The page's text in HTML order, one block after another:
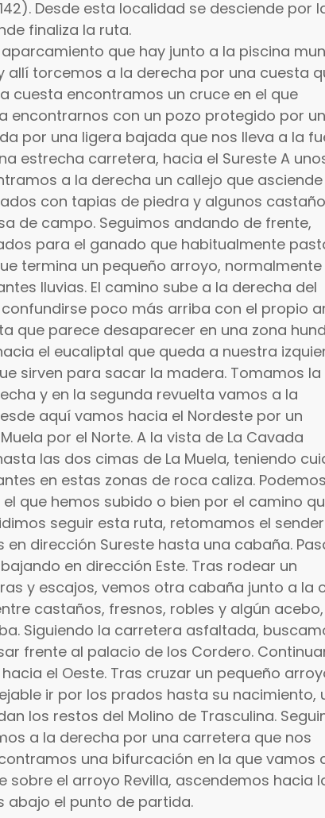
Desde esta localidad se desciende por
finaliza la ruta.
aparcamiento que hay junto a la piscina
allí torcemos a la derecha por una cuesta
cuesta encontramos un cruce en el que
encontrarnos con un pozo protegido por un
por una ligera bajada que nos lleva a la
estrecha carretera, hacia el Sureste A
a la derecha un callejo que asciende
con tapias de piedra y algunos
de campo. Seguimos andando de frente,
para el ganado que habitualmente
termina un pequeño arroyo, normalmente
lluvias. El camino sube a la derecha del
poco más arriba con el propio
que parece desaparecer en una zona
el eucaliptal que queda a nuestra
sirven para sacar la madera. Tomamos la
y en la segunda revuelta vamos a la
aquí vamos hacia el Nordeste por un
por el Norte. A la vista de La Cavada
las dos cimas de La Muela, teniendo
en estas zonas de roca caliza. Podemos
que hemos subido o bien por el camino
seguir esta ruta, retomamos el
dirección Sureste hasta una cabaña.
en dirección Este. Tras rodear un
y escajos, vemos otra cabaña junto a la
castaños, fresnos, robles y algún
Siguiendo la carretera asfaltada,
frente al palacio de los Cordero.
el Oeste. Tras cruzar un pequeño
ir por los prados hasta su nacimiento,
los restos del Molino de Trasculina.
a la derecha por una carretera que nos
una bifurcación en la que vamos
sobre el arroyo Revilla, ascendemos hacia
abajo el punto de partida.